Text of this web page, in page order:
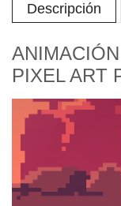
Descripción
PIXEL ART